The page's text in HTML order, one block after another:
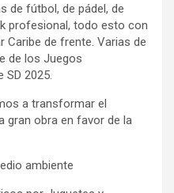
de fútbol, de pádel, de
profesional, todo esto con
Caribe de frente. Varias de
de los Juegos
SD 2025.
a transformar el
gran obra en favor de la
ambiente